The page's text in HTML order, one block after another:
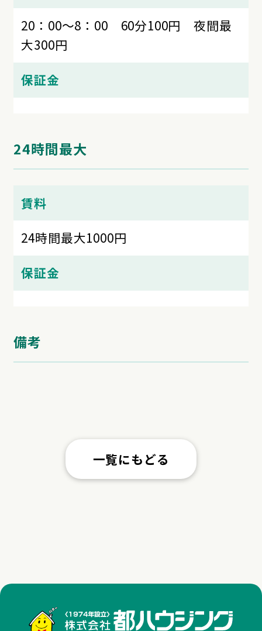
20：00～8：00 60分100円 夜間最
大300円
保証金
24時間最大
賃料
24時間最大1000円
保証金
備考
一覧にもどる